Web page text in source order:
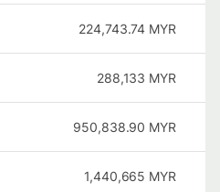
224,743.74 MYR
288,133 MYR
950,838.90 MYR
1,440,665 MYR